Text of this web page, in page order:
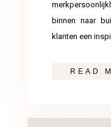
binnen naar
klanten een
READ